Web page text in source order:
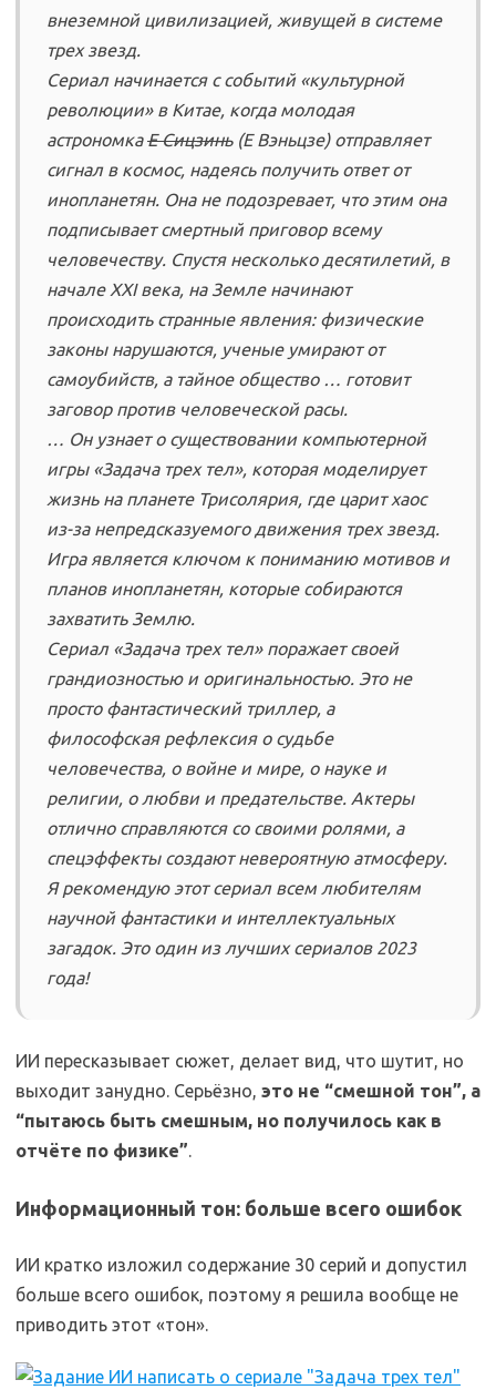
внеземной цивилизацией, живущей в системе
трех звезд.
Сериал начинается с событий «культурной
революции» в Китае, когда молодая
астрономкаЕ Сицзинь(Е Вэньцзе) отправляет
сигнал в космос, надеясь получить ответ от
инопланетян. Она не подозревает, что этим она
подписывает смертный приговор всему
человечеству. Спустя несколько десятилетий, в
начале XXI века, на Земле начинают
происходить странные явления: физические
законы нарушаются, ученые умирают от
самоубийств, а тайное общество … готовит
заговор против человеческой расы.
… Он узнает о существовании компьютерной
игры «Задача трех тел», которая моделирует
жизнь на планете Трисолярия, где царит хаос
из-за непредсказуемого движения трех звезд.
Игра является ключом к пониманию мотивов и
планов инопланетян, которые собираются
захватить Землю.
Сериал «Задача трех тел» поражает своей
грандиозностью и оригинальностью. Это не
просто фантастический триллер, а
философская рефлексия о судьбе
человечества, о войне и мире, о науке и
религии, о любви и предательстве. Актеры
отлично справляются со своими ролями, а
спецэффекты создают невероятную атмосферу.
Я рекомендую этот сериал всем любителям
научной фантастики и интеллектуальных
загадок. Это один из лучших сериалов 2023
года!
ИИ пересказывает сюжет, делает вид, что шутит, но
выходит занудно. Серьёзно, это не “смешной тон”, а
“пытаюсь быть смешным, но получилось как в
отчёте по физике”.
Информационный тон: больше всего ошибок
ИИ кратко изложил содержание 30 серий и допустил
больше всего ошибок, поэтому я решила вообще не
приводить этот «тон».